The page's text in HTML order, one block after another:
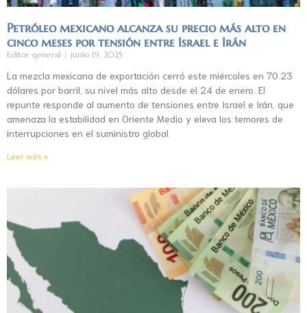
Petróleo mexicano alcanza su precio más alto en
cinco meses por tensión entre Israel e Irán
Editor general junio 19, 2025
La mezcla mexicana de exportación cerró este miércoles en 70.23
dólares por barril, su nivel más alto desde el 24 de enero. El
repunte responde al aumento de tensiones entre Israel e Irán, que
amenaza la estabilidad en Oriente Medio y eleva los temores de
interrupciones en el suministro global.
Leer más »